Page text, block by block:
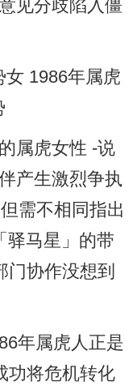
见分歧陷入僵
属虎女性 -说
产生激烈争执
需不相同指出
驿马星」的带
门协作没想到
年属虎人正是
功将危机转化